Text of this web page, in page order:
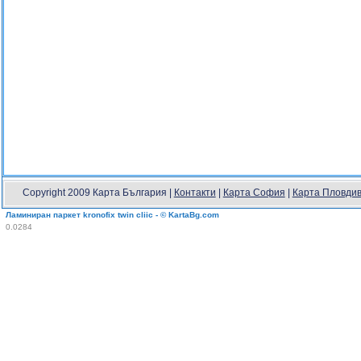
Copyright 2009 Карта България | Контакти Карта София Карта Пловдив
Ламиниран паркет kronofix twin cliic - © KartaBg.com
0.0284